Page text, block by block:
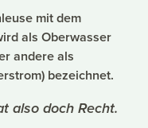
mit dem
als Oberwasser
andere als
bezeichnet.
also doch Recht.